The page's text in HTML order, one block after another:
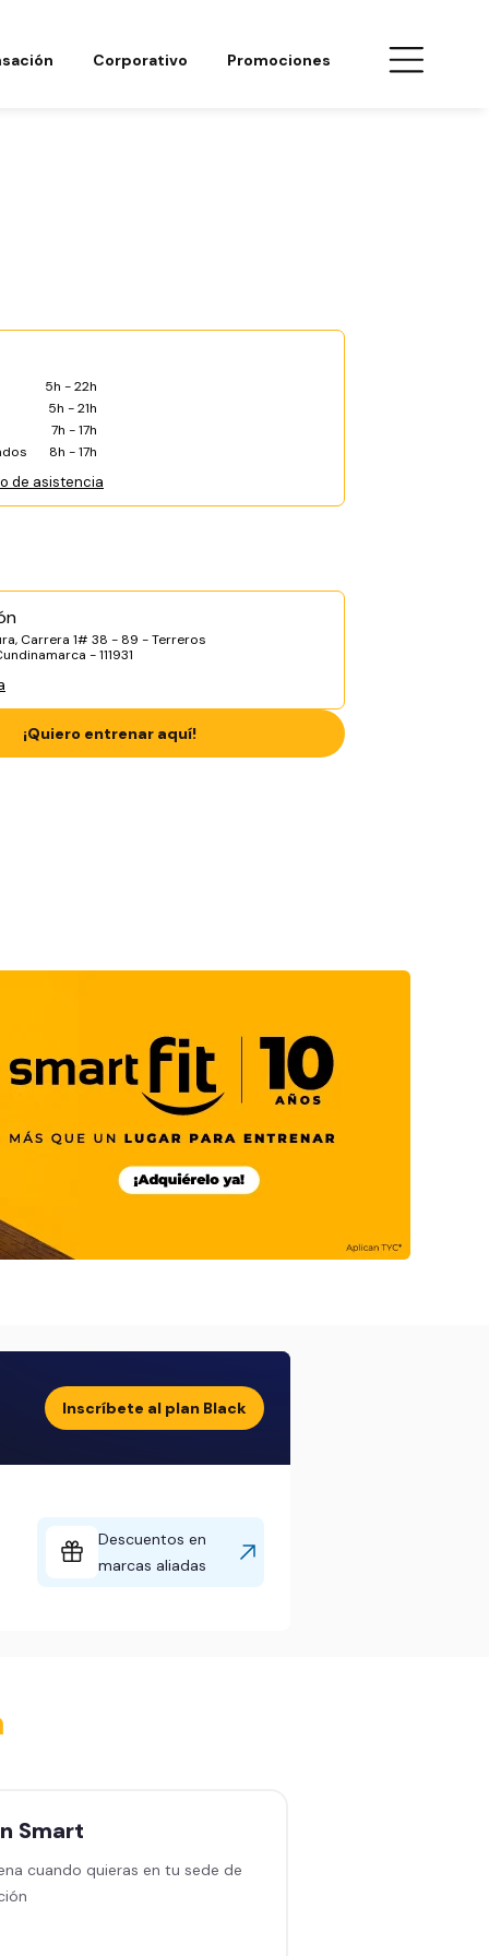
Corporativo Promociones
5h - 22h
5h - 21h
7h - 17h
8h - 17h
de asistencia
Carrera 1# 38 - 89 - Terreros
- 111931
¡Quiero entrenar aquí!
Inscríbete al plan Black
Descuentos en
marcas aliadas
Smart
cuando quieras en tu sede de